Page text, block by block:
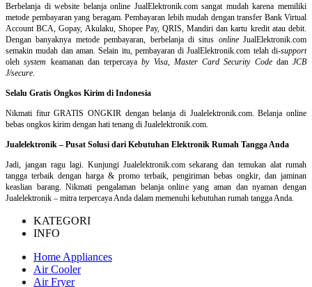
Berbelanja diwebsite belanja online JualElektronik.com sangat mudah karena memiliki
metode pembayaran yang beragam. Pembayaran lebih mudah dengan transfer Bank Virtual
Account BCA, Gopay, Akulaku, Shopee Pay, QRIS, Mandiri dan kartu kredit atau debit.
Dengan banyaknya metode pembayaran, berbelanja di situs onlineJualElektronik.com
semakin mudah dan aman. Selain itu, pembayaran di JualElektronik.com telah di-support
olehsystem keamanan dan terpercayaby Visa, Master Card Security Codedan JCB
J/secure
Selalu Gratis Ongkos Kirim di Indonesia
Nikmati fitur GRATIS ONGKIR dengan belanja di Jualelektronik.com. Belanja online
bebas ongkos kirim dengan hati tenang di Jualelektronik.com.
Jualelektronik – Pusat Solusi dari Kebutuhan Elektronik Rumah Tangga Anda
Jadi, jangan ragu lagi. Kunjungi Jualelektronik.com sekarang dan temukan alat rumah
tangga terbaik dengan harga & promo terbaik, pengiriman bebas ongkir, dan jaminan
keaslian barang. Nikmati pengalaman belanja online yang aman dan nyaman dengan
Jualelektronik – mitra terpercaya Anda dalam memenuhi kebutuhan rumah tangga Anda.
KATEGORI
INFO
Home Appliances
Air Cooler
Air Fryer